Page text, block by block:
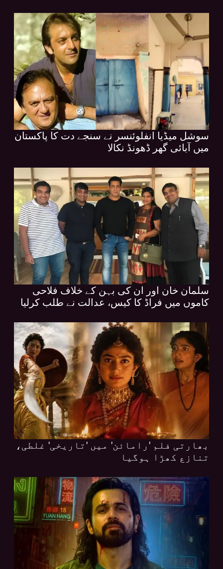
سوشل میڈیا انفلوئنسر نے سنجے دت کا پاکستان
میں آبائی گھر ڈھونڈ نکالا
سلمان خان اور ان کی بہن کے خلاف فلاحی
کاموں میں فراڈ کا کیس، عدالت نے طلب کرلیا
بھارتی فلم 'رامائن' میں 'تاریخی' غلطی،
تنازع کھڑا ہوگیا